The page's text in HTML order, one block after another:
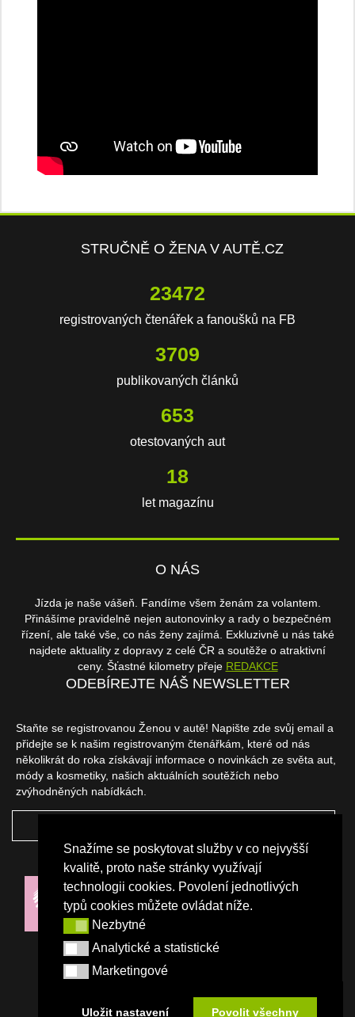
Snažíme se poskytovat služby v co nejvyšší
kvalitě, proto naše stránky využívají
technologii cookies. Povolení jednotlivých
typů cookies můžete ovládat níže.
NezbytnéNezbytné
Analytické a statistické
Analytické a statistické
Marketingové
Marketingové
Uložit nastavení Povolit všechny
STRUČNĚ O ŽENA V AUTĚ.CZ
23472
registrovaných čtenářek a fanoušků na FB
3709
publikovaných článků
653
otestovaných aut
18
let magazínu
O NÁS
Jízda je naše vášeň. Fandíme všem ženám za volantem.
Přinášíme pravidelně nejen autonovinky a rady o bezpečném
řízení, ale také vše, co nás ženy zajímá. Exkluzivně u nás také
najdete aktuality z dopravy z celé ČR a soutěže o atraktivní
ceny. Šťastné kilometry přeje REDAKCE
ODEBÍREJTE NÁŠ NEWSLETTER
Staňte se registrovanou Ženou v autě! Napište zde svůj email a
přidejte se k našim registrovaným čtenářkám, které od nás
několikrát do roka získávají informace o novinkách ze světa aut,
módy a kosmetiky, našich aktuálních soutěžích nebo
zvýhodněných nabídkách.
NAŠI PARTNEŘI